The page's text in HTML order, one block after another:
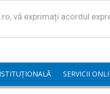
vă exprimați acordul
SERVICII